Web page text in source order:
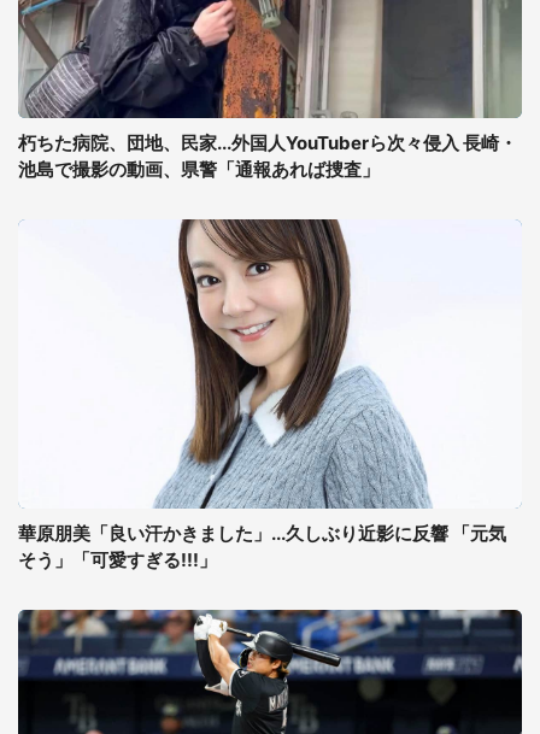
朽ちた病院、団地、民家...外国人YouTuberら次々侵入 長崎・
池島で撮影の動画、県警「通報あれば捜査」
華原朋美「良い汗かきました」...久しぶり近影に反響 「元気
そう」「可愛すぎる!!!」